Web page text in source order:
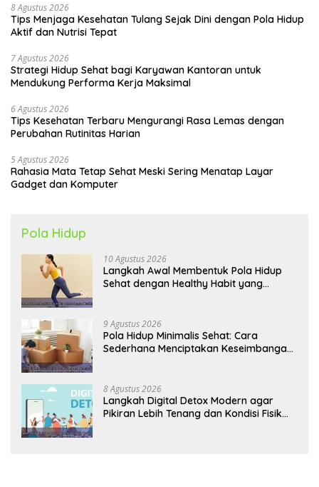
8 Agustus 2026
Tips Menjaga Kesehatan Tulang Sejak Dini dengan Pola Hidup
Aktif dan Nutrisi Tepat
7 Agustus 2026
Strategi Hidup Sehat bagi Karyawan Kantoran untuk
Mendukung Performa Kerja Maksimal
6 Agustus 2026
Tips Kesehatan Terbaru Mengurangi Rasa Lemas dengan
Perubahan Rutinitas Harian
5 Agustus 2026
Rahasia Mata Tetap Sehat Meski Sering Menatap Layar
Gadget dan Komputer
Pola Hidup
10 Agustus 2026
Langkah Awal Membentuk Pola Hidup
Sehat dengan Healthy Habit yang
9 Agustus 2026
Pola Hidup Minimalis Sehat: Cara
Sederhana Menciptakan Keseimbangan
8 Agustus 2026
Langkah Digital Detox Modern agar
Pikiran Lebih Tenang dan Kondisi Fisik